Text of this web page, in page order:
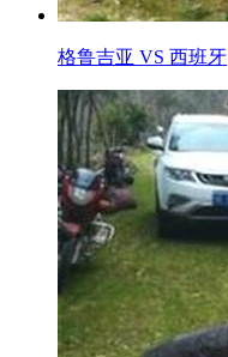
格鲁吉亚 VS 西班牙